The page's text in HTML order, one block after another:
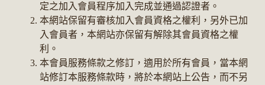
定之加入會員程序加入完成並通過認證者。
本網站保留有審核加入會員資格之權利，另外已加
入會員者，本網站亦保留有解除其會員資格之權
利。
本會員服務條款之修訂，適用於所有會員，當本網
站修訂本服務條款時，將於本網站上公告，而不另